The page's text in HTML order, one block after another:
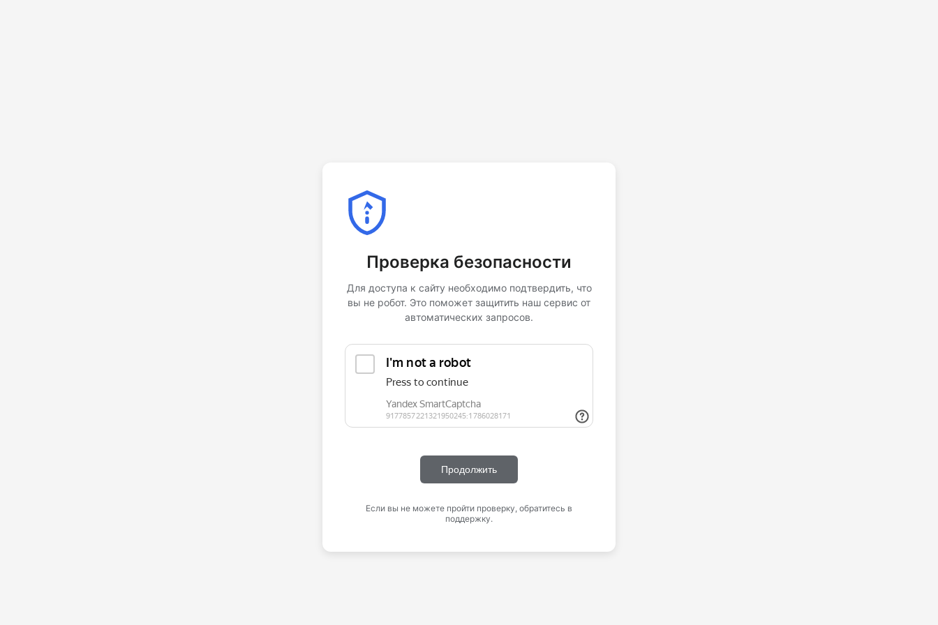
Проверка безопасности
Для доступа к сайту необходимо подтвердить, что
вы не робот. Это поможет защитить наш сервис от
автоматических запросов.
Продолжить
Если вы не можете пройти проверку, обратитесь в
поддержку.